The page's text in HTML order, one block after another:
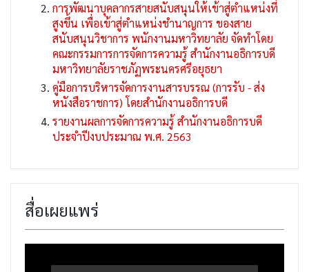
การพัฒนาบุคลากรสายสนับสนุนให้เข้าสู่ตำแหน่งที่
สูงขึ้น เพื่อเข้าสู่ตำแหน่งชำนาญการ ของสาย
สนับสนุนวิชาการ พนักงานมหาวิทยาลัย จัดทำโดย
คณะกรรมการการจัดการความรู้ สำนักงานอธิการบดี
มหาวิทยาลัยราชภัฏพระนครศรีอยุธยา
คู่มือการบริหารจัดการงานสารบรรณ (การรับ - ส่ง
หนังสือราชการ) โดยสำนักงานอธิการบดี
รายงานผลการจัดการความรู้ สำนักงานอธิการบดี
ประจำปีงบประมาณ พ.ศ. 2563
สื่อเผยแพร่